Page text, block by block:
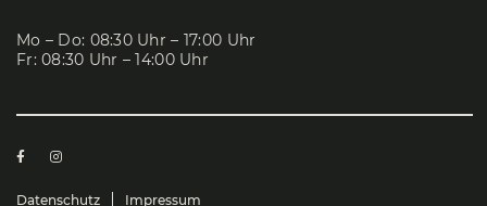
Mo – Do: 08:30 Uhr – 17:00 Uhr
Fr: 08:30 Uhr – 14:00 Uhr
Datenschutz Impressum